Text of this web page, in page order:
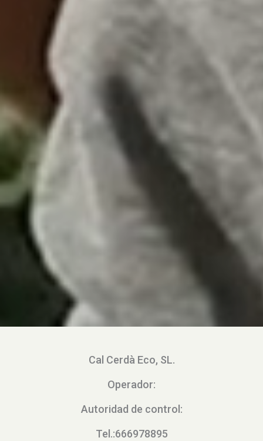
Cal Cerdà Eco, SL.
Operador:
Autoridad de control:
Tel.:666978895